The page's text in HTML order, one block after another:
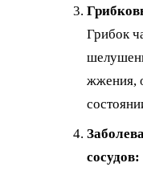
Грибок
жжения,
сосудов: